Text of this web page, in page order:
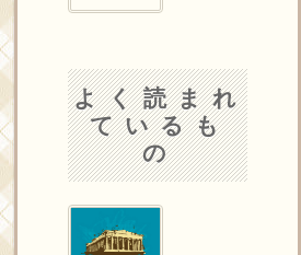
よく読まれ
ているも
の